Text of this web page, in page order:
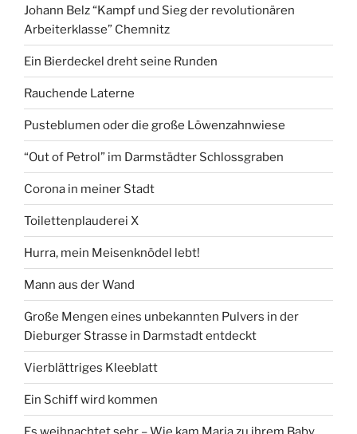
Johann Belz “Kampf und Sieg der revolutionären
Arbeiterklasse” Chemnitz
Ein Bierdeckel dreht seine Runden
Rauchende Laterne
Pusteblumen oder die große Löwenzahnwiese
“Out of Petrol” im Darmstädter Schlossgraben
Corona in meiner Stadt
Toilettenplauderei X
Hurra, mein Meisenknödel lebt!
Mann aus der Wand
Große Mengen eines unbekannten Pulvers in der
Dieburger Strasse in Darmstadt entdeckt
Vierblättriges Kleeblatt
Ein Schiff wird kommen